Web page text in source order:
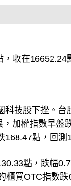
收在16652.24
科技股下挫。台
加權指數早盤
點，回測
點，跌幅
櫃買OTC指數